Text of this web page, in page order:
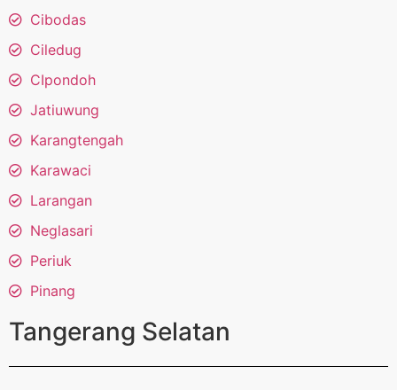
Cibodas
Ciledug
CIpondoh
Jatiuwung
Karangtengah
Karawaci
Larangan
Neglasari
Periuk
Pinang
Tangerang Selatan